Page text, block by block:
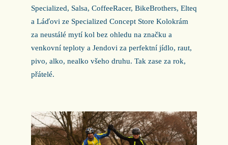
Specialized, Salsa, CoffeeRacer, BikeBrothers, Elteq
a Láďovi ze Specialized Concept Store Kolokrám
za neustálé mytí kol bez ohledu na značku a
venkovní teploty a Jendovi za perfektní jídlo, raut,
pivo, alko, nealko všeho druhu. Tak zase za rok,
přátelé.